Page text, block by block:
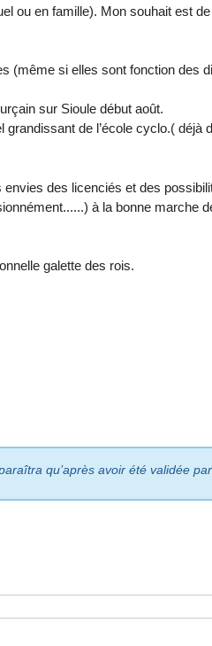
ou en famille). Mon souhait est
(même si elles sont fonction des
sur Sioule début août.
de l’école cyclo.(
des licenciés et des
à la bonne marche
galette des rois.
qu’après avoir été validée